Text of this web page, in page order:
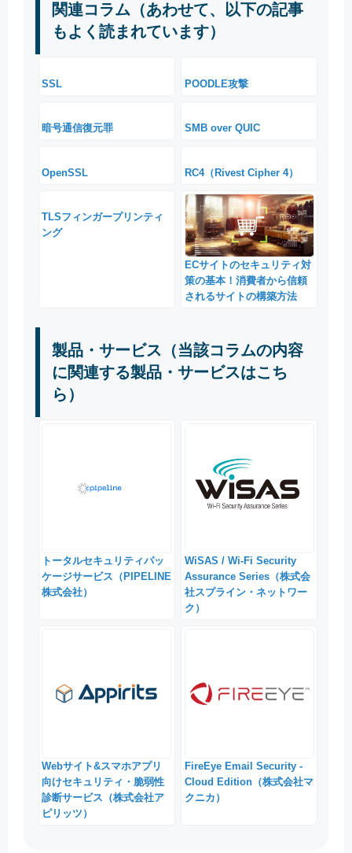
関連コラム（あわせて、以下の記事
もよく読まれています）
SSL POODLE攻撃
暗号通信復元罪 SMB over QUIC
OpenSSL RC4（Rivest Cipher 4）
TLSフィンガープリンティ
ング
ECサイトのセキュリティ対
策の基本！消費者から信頼
されるサイトの構築方法
製品・サービス（当該コラムの内容
に関連する製品・サービスはこち
ら）
トータルセキュリティパッ
ケージサービス（PIPELINE
株式会社）
WiSAS / Wi-Fi Security
Assurance Series（株式会
社スプライン・ネットワー
ク）
Webサイト&スマホアプリ
向けセキュリティ・脆弱性
診断サービス（株式会社ア
ピリッツ）
FireEye Email Security -
Cloud Edition（株式会社マ
クニカ）